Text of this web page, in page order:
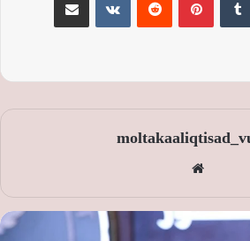
الوي
ب